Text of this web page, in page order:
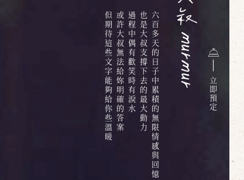
六百多天的日子中累積的無限情感與回憶
也是大叔支撐下去的最大動力
過程中偶有歡笑時有淚水
或許大叔無法給妳明確的答案
但期待這些文字能夠給你些溫暖 立
即
預
定